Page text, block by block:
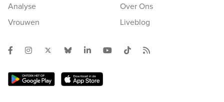
Analyse
Vrouwen
Over Ons
Liveblog